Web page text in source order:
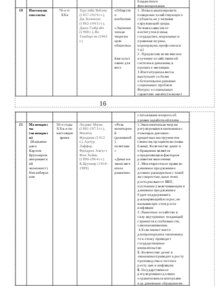
бюджетного
финансирования
10 Институци 70-е гг Торстейн Веблен «Обществ
1. Нельзя анализировать
оналисты
XXв (1857-1929 гг.), о
поведение хозяйствующего
Дж. Коммонс
изобилия»
субъекта, не учитывая
(1862-1945 гг.),
«Экономи
окружающей среды.
Джон Гэлбрейт
Человек зависим от
(1908 г.), Ян
ческая институтов (семья,
Тимберген (1903 теория и государство, моральные и
г.) цели
правовые нормы,
общества»
корпорации, профсоюзы и
т.д.)
Благосост
2. Предлагали комплексное
изучение хозяйственной
ояние для
системы в динамике, в
всех процессе эволюции.
3.Институционалисты
выступают за более
обстоятельное решение
социальных проблем.
Вопрос о социальных
гарантиях занятости может
16
стать важнее вопроса об
уровне заработной платы
11 Монетарис 50-е годы Людвиг Мизес «Роль
1.Экономическая теория
ты
XXв. и по (1881-1973 гг.), монетарно
регулирования экономики с
(монетариз
настоящее Милтон й
помощью денежно-
м)
время Фридмен (1912 (денежной кредитных инструментов
(Название г.), Артур ) (эмиссия, процентная ставка
дано Лаффер, политики банка). Количество денег в
Карлом Фридрих Август » обращении является
Бруннером Фон Хайек
определяющим фактором
американск
(1899-1964 гг.) «Деньги и
развития экономики
ий
К.Бруннер (1916- экономич
2. Монетаристское правило:
экономист)
1989) еское
денежное предложение
Неолиберал
развитие»
должно расширяться с такой
изм
же скоростью, как и темп
роста реального ВВП,
постоянно увеличивающееся
денежное предложение
будет поддерживать
расширяющийся спрос, не
вызывая при этом роста
инфляции
3. Рыночное хозяйство в
силу внутренних тенденций
стремится к стабильности,
самоналаживанию.
4.Если имеют место
диспропорции в экономике,
то к этому приводит
государственное
вмешательство
5. Количество денег в
экономике приводит к росту
производства и потом к
росту цен и инфляции
6.Государственное
регулирование должно
ограничиваться контролем
над денежным обращением.